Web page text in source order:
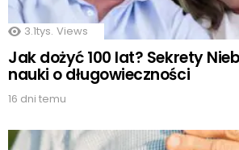
3.1tys. Views
Jak dożyć 100 lat? Sekrety
nauki o długowieczności
16 dni temu